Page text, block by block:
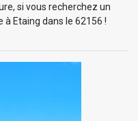
si vous recherchez un
Etaing dans le 62156 !